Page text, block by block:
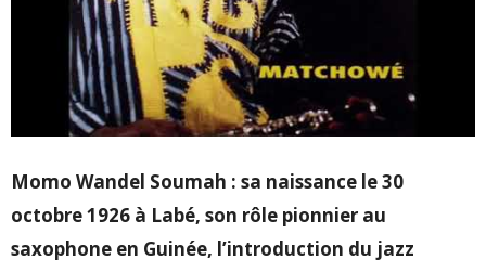
Momo Wandel Soumah : sa naissance le 30
octobre 1926 à Labé, son rôle pionnier au
saxophone en Guinée, l’introduction du jazz